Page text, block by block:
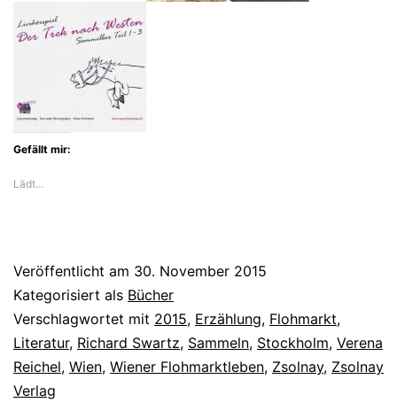
Gefällt mir:
Lädt…
Veröffentlicht am 30. November 2015
Kategorisiert als Bücher
Verschlagwortet mit 2015, Erzählung, Flohmarkt,
Literatur, Richard Swartz, Sammeln, Stockholm, Verena
Reichel, Wien, Wiener Flohmarktleben, Zsolnay, Zsolnay
Verlag